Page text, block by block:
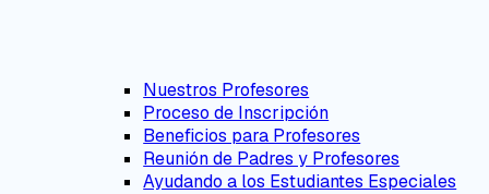
Nuestros Profesores
Proceso de Inscripción
Beneficios para Profesores
Reunión de Padres y Profesores
Ayudando a los Estudiantes Especiales